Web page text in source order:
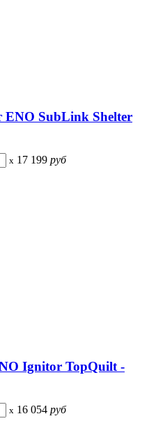
SubLink Shelter
x 17 199 руб
Ignitor TopQuilt -
x 16 054 руб